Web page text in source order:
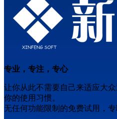
专业，专注，专心
让你从此不需要自己来适应大
你的使用习惯。
无任何功能限制的免费试用，